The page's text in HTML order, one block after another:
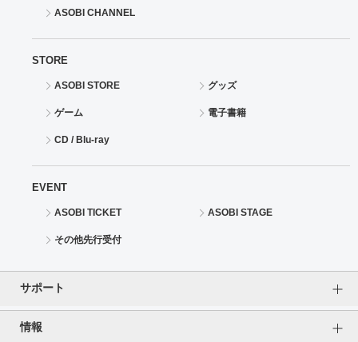
ASOBI CHANNEL
STORE
ASOBI STORE グッズ
ゲーム 電子書籍
CD / Blu-ray
EVENT
ASOBI TICKET ASOBI STAGE
その他先行受付
サポート
情報